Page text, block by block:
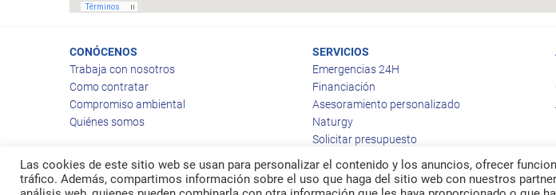
CONÓCENOS
Trabaja con nosotros
Como contratar
Compromiso ambiental
Quiénes somos
SERVICIOS
Emergencias 24H
Financiación
Asesoramiento personalizado
Naturgy
Solicitar presupuesto
Las cookies de este sitio web se usan para personalizar el contenido y los anuncios, ofrecer
tráfico. Además, compartimos información sobre el uso que haga del sitio web con nuestros